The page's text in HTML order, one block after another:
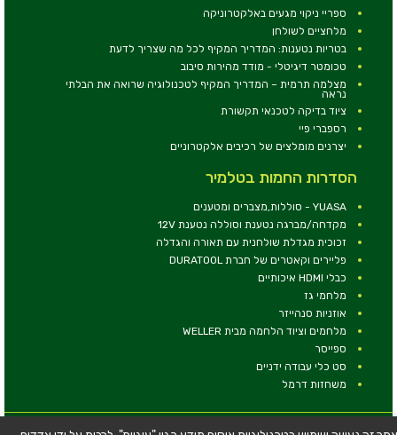
ספריי ניקוי מגעים באלקטרוניקה
מלחציים לשולחן
בטריות נטענות: המדריך המקיף לכל מה שצריך לדעת
טכומטר דיגיטלי - מודד מהירות סיבוב
מצלמה תרמית – המדריך המקיף לטכנולוגיה שרואה את הבלתי
נראה
ציוד בדיקה לטכנאי תקשורת
רספברי פיי
יצרנים מומלצים של רכיבים אלקטרוניים
הסדרות החמות בטלמיר
YUASA - סוללות,מצברים ומטענים
מקדחה/מברגה נטענת וסוללה נטענת 12V
זכוכית מגדלת שולחנית עם תאורה והגדלה
פליירים וקאטרים של חברת DURATOOL
כבלי HDMI איכותיים
מלחמי גז
אוזניות סנהייזר
מלחמים וציוד הלחמה מבית WELLER
ספייסר
סט כלי עבודה ידניים
משחזות דרמל
© כל הזכויות שמורות - טלמיר אלקטרוניקה בע''מ